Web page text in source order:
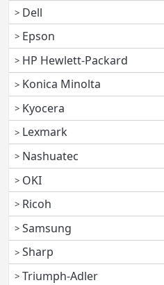
Dell
Epson
HP Hewlett-Packard
Konica Minolta
Kyocera
Lexmark
Nashuatec
OKI
Ricoh
Samsung
Sharp
Triumph-Adler